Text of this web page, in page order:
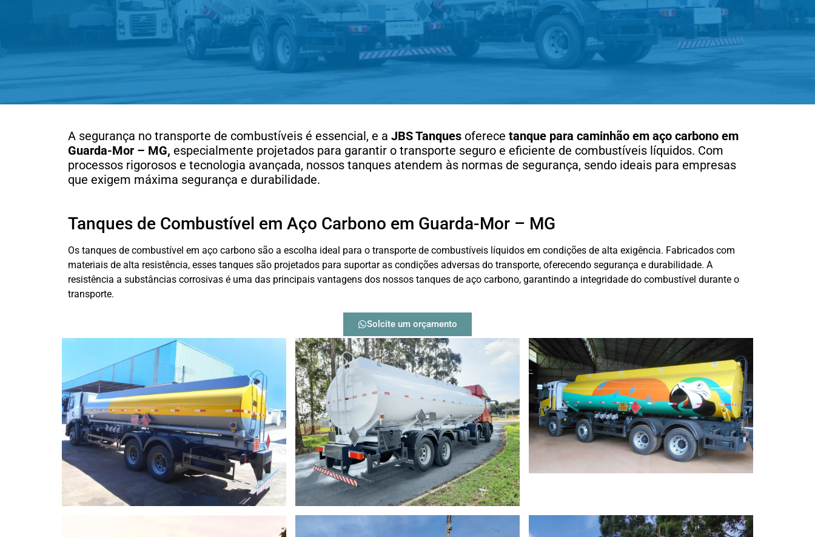
A segurança no transporte de combustíveis é essencial, e a JBS Tanques oferece tanque para caminhão em aço carbono em
Guarda-Mor – MG, especialmente projetados para garantir o transporte seguro e eficiente de combustíveis líquidos. Com
processos rigorosos e tecnologia avançada, nossos tanques atendem às normas de segurança, sendo ideais para empresas
que exigem máxima segurança e durabilidade.
Tanques de Combustível em Aço Carbono em Guarda-Mor – MG
Os tanques de combustível em aço carbono são a escolha ideal para o transporte de combustíveis líquidos em condições de alta exigência. Fabricados com
materiais de alta resistência, esses tanques são projetados para suportar as condições adversas do transporte, oferecendo segurança e durabilidade. A
resistência a substâncias corrosivas é uma das principais vantagens dos nossos tanques de aço carbono, garantindo a integridade do combustível durante o
transporte.
Solcite um orçamento